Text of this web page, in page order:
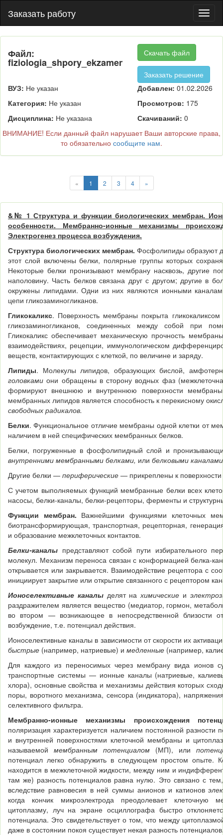
Заказать работу
Файл:
fiziologia_shpory_ekzamen_3.doc
Скачать файл
Заказать решение
ВУЗ: Не указан
Категория: Не указан
Дисциплина: Не указана
Добавлен: 01.02.2026
Просмотров: 175
Скачиваний: 0
ВНИМАНИЕ! Если данный файл нарушает Ваши авторские права,
то обязательно сообщите нам.
« 1 2 3 4 »
&№ 1Структура и функции биологических мембран.
особенности. Мембранно-ионные механизмы
Электрогенез процесса возбуждения.
Структура биологических мембран. Фосфолипиды образуют
этот слой включены белки, полярные группы которых
Некоторые белки пронизывают мембрану насквозь, другие
наполовину. Часть белков связана друг с другом; другие в
окружены липидами. Одни из них являются ионными
цепи гликозаминогликанов.
Гликокаликс. Поверхность мембраны покрыта
гликозаминогликанов, соединенных между собой при
Гликокаликс обеспечивает механичес­кую прочность
взаимодействиях, рецепции, иммунологическом
веществ, контактирующих с клеткой, по величине и заряду.
Липиды. Молекулы липидов, образующих бислой,
головкамиони обращены в сторону водных фаз
формируют внешнюю и внутреннюю поверхности
мембранных липидов является способность к перекисному
свободных радикалов.
Белки. Функциональное отличие мембраны одной клетки от
наличием в ней специфических мембранных белков.
Белки, погруженные в фосфолипидный слой и
внутренними мембранными белками, или белковыми
Другие белки — периферические — прикреплены к поверхности
С учетом выполняемых функций мембранные белки всех
насосы, белки-каналы, белки-рецепторы, ферменты и
Функции мембран. Важнейшими функциями клеточных
биотрансформирующая, транспортная, рецепторная,
и образование межклеточных контактов.
Белки-каналы представляют собой пути избирательного
молекул. Механизм переноса связан с конформацией белка-
открывается или закрывается. Взаимодействие рецептора с
инициирует закрытие или открытие связанного с рецептором
Ионоселективные каналы делят нахимические и
раздражителем является вещество (медиатор, гормон,
во втором — возникающее в непосредст­венной близости от
возбуждение, т.е. потенциал действия.
Ионоселективные каналы в зависимости от скорости их
быстрые (например, натриевые) и медленные (на­пример,
Для каждого из переноси­мых через мембрану вида ионов
транспортные системы — ионные каналы (натриевые,
хлора), основные свойства и механизмы действия которых
поры, воротного механизма, сенсора (индикатора),
селективного фильтра.
Мембранно-ионные механизмы происхождения
поляризация характеризуется наличием постоянной
и внутренней поверхностями клеточ­ной мембраны и
называемой мембран­ным потенциалом (МП), или
потенциал легко обнаружить в следующем простом опыте.
находится в межклеточной жидкости, между ним и
там же) разность потенциалов равна нулю. Это связано с
вследствие равнове­сия в ней суммы анионов и катионов
когда кончик микроэлектрода преодолевает клеточную
цитоплазму, луч на экране осциллографа быстро
потенциала. Это свидетельствует о том, что между
даже в состоянии покоя существует некая разность